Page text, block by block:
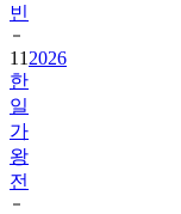
빈
11 2026
한
일
가
왕
전